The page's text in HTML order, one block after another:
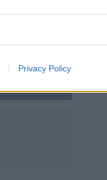
Privacy Policy